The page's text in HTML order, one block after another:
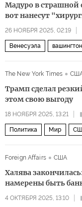
Мадуро в
вот нанесут
26 НОЯБРЯ 2025, 02:19
Венесуэла вашингтон
The New York Times
Трамп сделал
этом свою выгоду
18 НОЯБРЯ 2025, 13:21
Политика Мир
Николас Мадуро
Foreign Affairs США
Халява
намерены быть
4 ОКТЯБРЯ 2025, 13:10